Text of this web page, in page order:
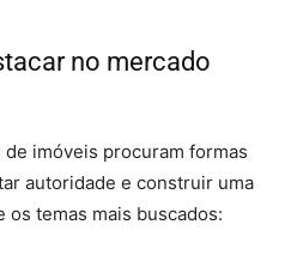
no mercado
imóveis procuram formas
autoridade e construir uma
os temas mais buscados: